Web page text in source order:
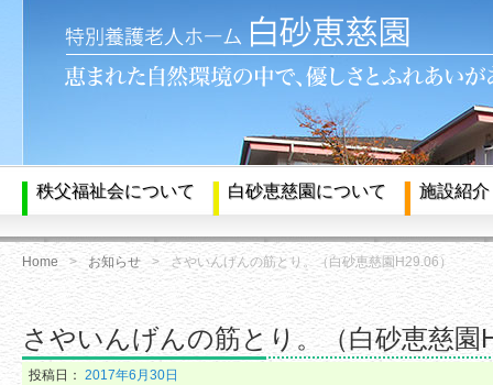
秩父福祉会について 白砂恵慈園について 施設紹介
Home お知らせ さやいんげんの筋とり。（白砂恵慈園H29.06）
さやいんげんの筋とり。（白砂恵慈園
投稿日： 2017年6月30日